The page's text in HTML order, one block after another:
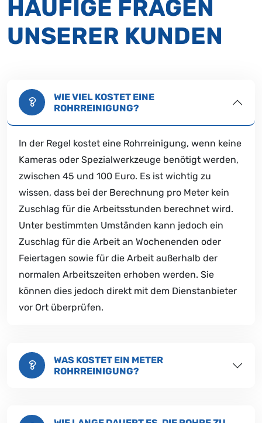
HÄUFIGE FRAGEN
UNSERER KUNDEN
WIE VIEL KOSTET EINE
ROHRREINIGUNG?
In der Regel kostet eine Rohrreinigung, wenn keine
Kameras oder Spezialwerkzeuge benötigt werden,
zwischen 45 und 100 Euro. Es ist wichtig zu
wissen, dass bei der Berechnung pro Meter kein
Zuschlag für die Arbeitsstunden berechnet wird.
Unter bestimmten Umständen kann jedoch ein
Zuschlag für die Arbeit an Wochenenden oder
Feiertagen sowie für die Arbeit außerhalb der
normalen Arbeitszeiten erhoben werden. Sie
können dies jedoch direkt mit dem Dienstanbieter
vor Ort überprüfen.
WAS KOSTET EIN METER
ROHRREINIGUNG?